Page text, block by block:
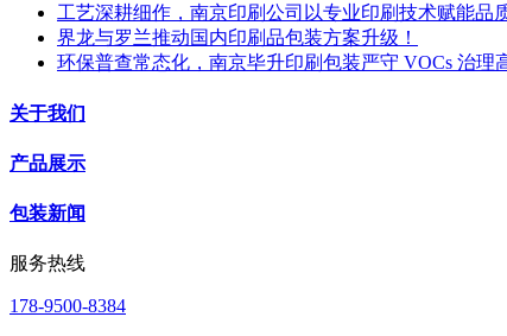
工艺深耕细作，南京印刷公司以专业印刷技术赋能品
界龙与罗兰推动国内印刷品包装方案升级！
环保普查常态化，南京毕升印刷包装严守 VOCs 治理
关于我们
产品展示
包装新闻
服务热线
178-9500-8384